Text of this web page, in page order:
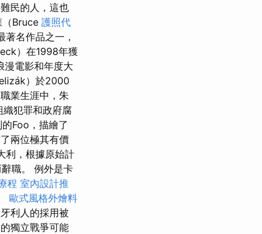
民的人，這也
（Bruce 護照代
名作品之一，
）在1998年獲
漫電影和年度大
）於2000
業生涯中，朱
織犯罪和政府腐
Foo，描繪了
兩位極其有價
利，根據原始計
職。 例外是卡
程 室內設計推
歐式風格外燴料
利人的採用被
獨立戰爭可能